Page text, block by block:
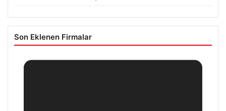
Son Eklenen Firmalar